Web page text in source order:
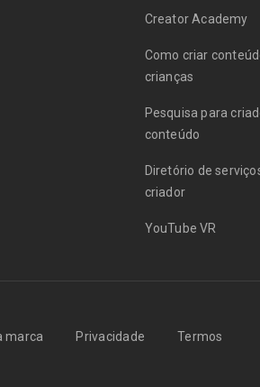
Creator Academy
Como criar
crianças
Pesquisa para
conteúdo
Diretório de
criador
YouTube VR
marca Privacidade Termos